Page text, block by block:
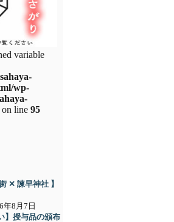
variable
wp-
on line 95
✕ 諫早神社 】
年8月7日
】授与品の頒布